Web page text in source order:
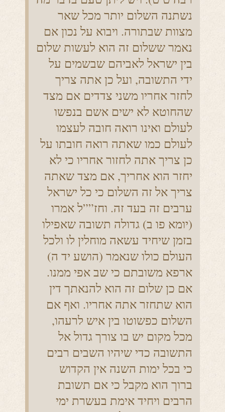
נשתנה השלום יותר מכל שאר
מצוות שבתורה. ויבוא על נכון אם
נאמר ששלום זה הוא לעשות שלום
בין ישראל לאביהם שבשמים על
ידי התשובה, ועל כן אתה צריך
לחזר אחריו משני צדדים אם מצד
שהחוטא לא ישים אשם בנפשו
לעולם ואינו רואה חובה לעצמו
לעולם כמו שאתה רואה חובתו על
כן צריך אתה לחזור אחריו כי לא
יחזר הוא אחריך, אם מצד שאתה
צריך אל זה השלום כי כל ישראל
ערבים זה בעד זה. וחז””ל אמרו
(יומא פו ב) גדולה תשובה שאפילו
בזמן שיחיד עשאה מוחלין לו ולכל
העולם כולו שנאמר (הושע יד ה)
ארפא משובתם כי שב אפי ממנו.
אם כן שלום זה הוא להנאתך דין
הוא שתחזר אתה אחריו. ואף אם
השלום כפשוטו בין איש לרעהו,
מכל מקום יש בו צורך גדול אל
התשובה כדי שיהיו השבים רבים
כי בכל ימות השנה אין הקדוש
ברוך הוא מקבל כי אם תשובת
הרבים ויחיד אימת בעשרת ימי